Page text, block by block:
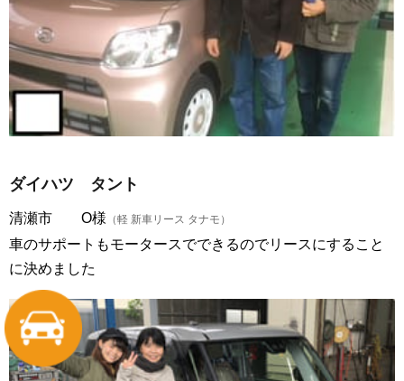
ダイハツ タント
清瀬市 O様 （軽 新車リース タナモ）
車のサポートもモータースでできるのでリースにすること
に決めました